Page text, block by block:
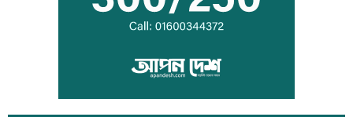
কালীগঞ্জে ৩ মাদকসেবীকে কারাদণ্ড